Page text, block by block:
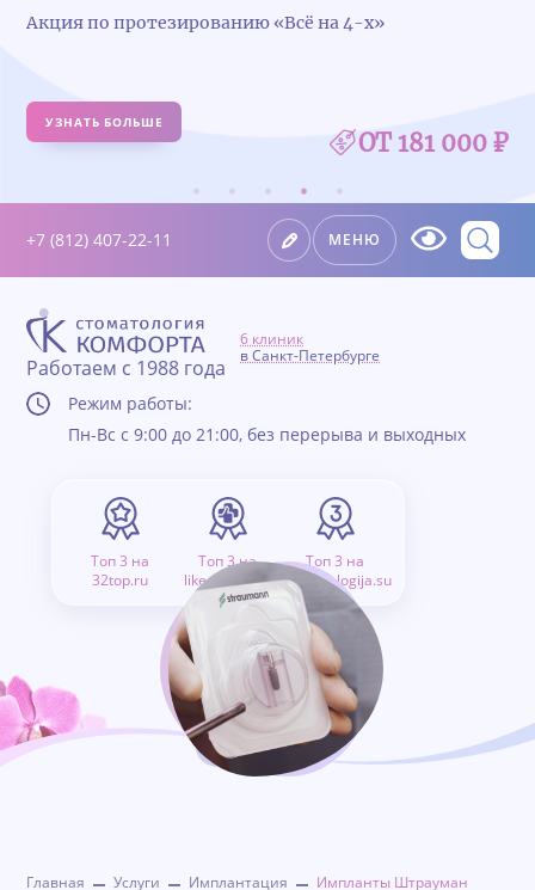
Акция по протезированию «Всё на 4-х»
УЗНАТЬ БОЛЬШЕ
ОТ 181 000 ₽
+7 (812) 407-22-11 МЕНЮ
Работаем с 1988 года
6 клиник
в Санкт-Петербурге
Режим работы:
Пн-Вс с 9:00 до 21:00, без перерыва и выходных
Топ 3 на
32top.ru
Топ 3 на
like.doctor.ru
Топ 3 на
stomatologija.su
Главная Услуги Имплантация Импланты Штрауман